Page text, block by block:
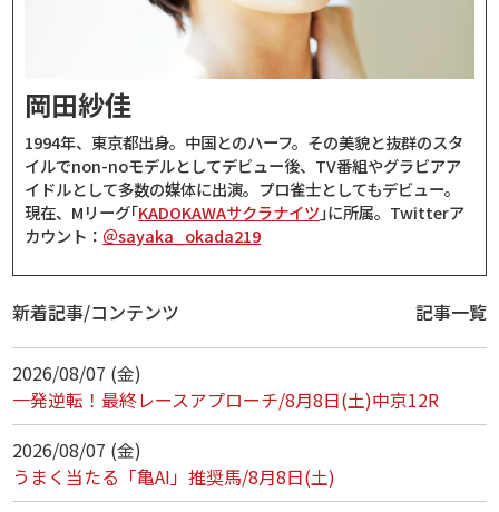
岡田紗佳
1994年、東京都出身。中国とのハーフ。その美貌と抜群のスタ
イルでnon-noモデルとしてデビュー後、TV番組やグラビアア
イドルとして多数の媒体に出演。プロ雀士としてもデビュー。
現在、Mリーグ｢KADOKAWAサクラナイツ｣に所属。Twitterア
カウント： ＠sayaka_okada219
新着記事/コンテンツ 記事一覧
2026/08/07 (金)
一発逆転！最終レースアプローチ/8月8日(土)中京12R
2026/08/07 (金)
うまく当たる「亀AI」推奨馬/8月8日(土)